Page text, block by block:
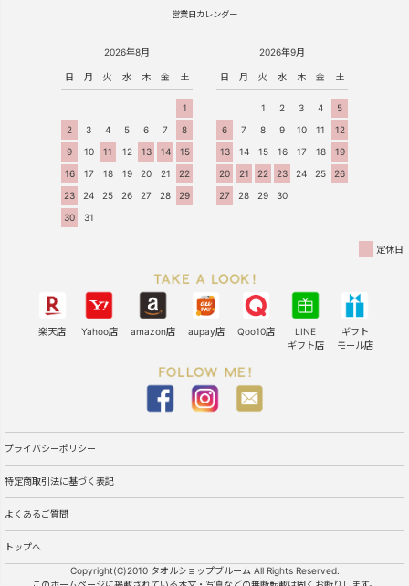
営業日カレンダー
2026年8月
日 月 火 水 木 金 土
1
2
3 4 5 6 7
8
9
10 11 12 13 14
15
16
17 18 19 20 21
22
23
24 25 26 27 28
29
30
31
2026年9月
日 月 火 水 木 金 土
1 2 3 4
5
6
7 8 9 10 11
12
13
14 15 16 17 18
19
20
21 22 23 24 25
26
27
28 29 30
定休日
楽天店 Yahoo店 amazon店 aupay店 Qoo10店
LINE
ギフト店
ギフト
モール店
プライバシーポリシー
特定商取引法に基づく表記
よくあるご質問
トップへ
Copyright(C)2010 タオルショップブルーム All Rights Reserved.